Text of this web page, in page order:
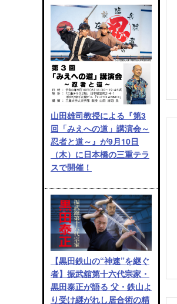
山田雄司教授による『第3
回「みえへの道」講演会～
忍者と道～』が9月10日
（木）に日本橋の三重テラ
スで開催！
【黒田鉄山の“神速”を継ぐ
者】振武舘第十六代宗家・
黒田泰正が語る 父・鉄山よ
り受け継がれし居合術の精